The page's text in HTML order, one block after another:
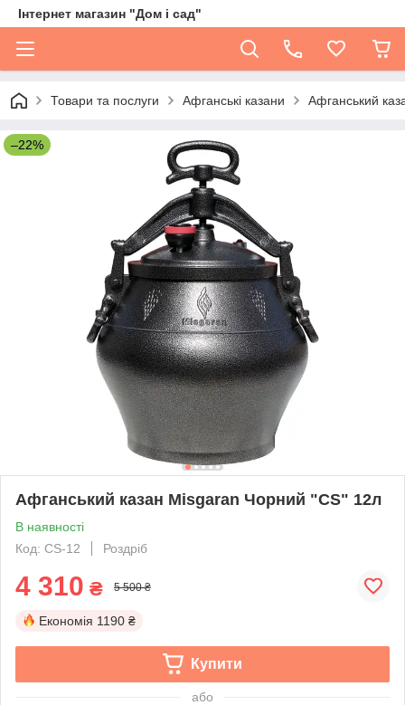
Інтернет магазин "Дом і сад"
Товари та послуги Афганські казани Афганський
–22%
Афганський казан Misgaran Чорний "CS" 12л
В наявності
Код: CS-12
Роздріб
4 310 ₴ 5 500 ₴
Економія 1190 ₴
Купити
або